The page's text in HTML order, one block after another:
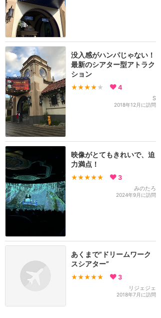
没入感がハンパじゃない！
最新のシアター型アトラク
ション
★★★★ ★ 4
S
2018年12月に訪問
映像がとてもきれいで、迫
力満点！
★★★★★ 3
みのたろ
2024年9月に訪問
あくまで”ドリームワーク
スシアター”
★★★★★ 3
リジェジェ
2018年7月に訪問